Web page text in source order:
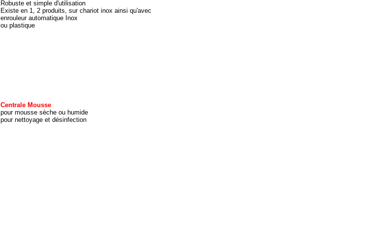
Robuste et simple d'utilisation
Existe en 1, 2 produits, sur chariot inox ainsi qu'avec
enrouleur automatique Inox
ou plastique
Centrale Mousse
pour mousse sèche ou humide
pour nettoyage et désinfection